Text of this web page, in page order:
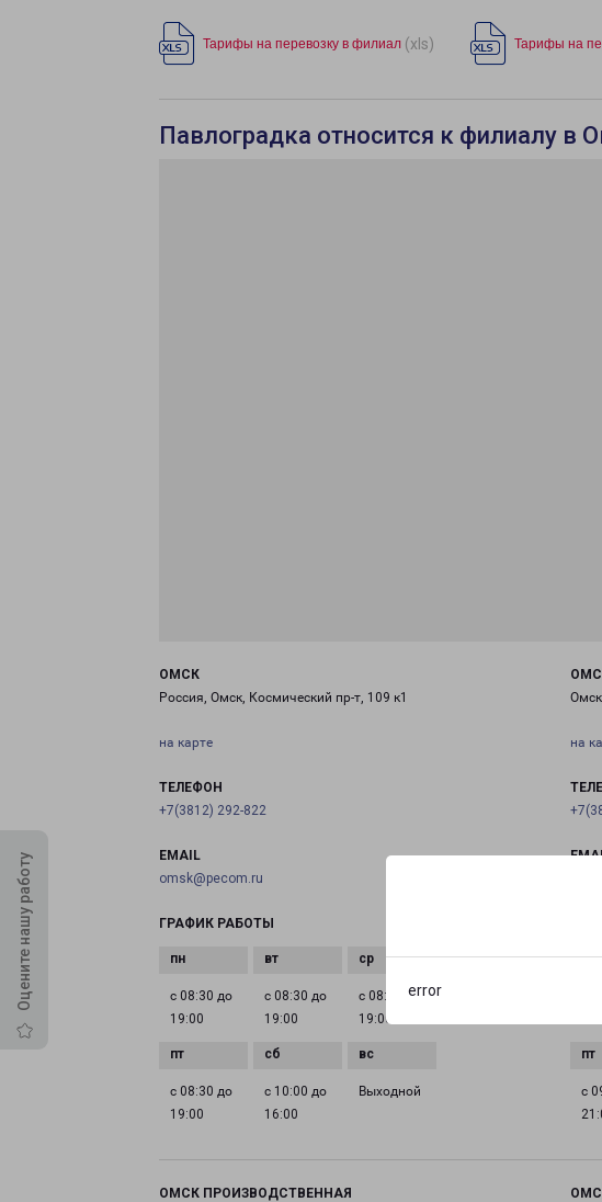
error
Оцените нашу работу
Тарифы на перевозку в филиал (xls) Тарифы на
Павлоградка относится к филиалу в
ОМСК
Россия, Омск, Космический пр-т, 109 к1
на карте
ТЕЛЕФОН
+7(3812) 292-822
EMAIL
omsk@pecom.ru
ГРАФИК РАБОТЫ
с 08:30 до
19:00
с 08:30 до
19:00
с 08:30 до
19:00
с 08:30 до
19:00
с 10:00 до
16:00
Выходной
на
с
ОМСК ПРОИЗВОДСТВЕННАЯ